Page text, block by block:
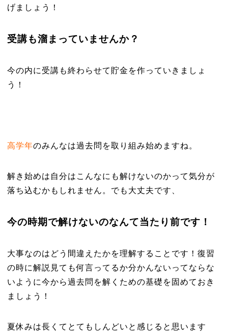
げましょう！
受講も溜まっていませんか？
今の内に受講も終わらせて貯金を作っていきましょ
う！
高学年のみんなは過去問を取り組み始めますね。
解き始めは自分はこんなにも解けないのかって気分が
落ち込むかもしれません。でも大丈夫です、
今の時期で解けないのなんて当たり前です！
大事なのはどう間違えたかを理解することです！復習
の時に解説見ても何言ってるか分かんないってならな
いように今から過去問を解くための基礎を固めておき
ましょう！
夏休みは長くてとてもしんどいと感じると思います